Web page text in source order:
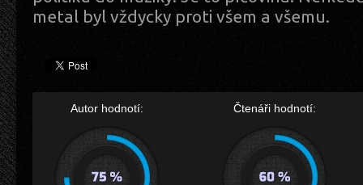
metal byl vždycky proti všem a všemu.
Autor hodnotí: Čtenáři hodnotí: